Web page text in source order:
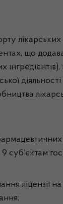
лікарських
що
9 суб’єктам
ліцензії